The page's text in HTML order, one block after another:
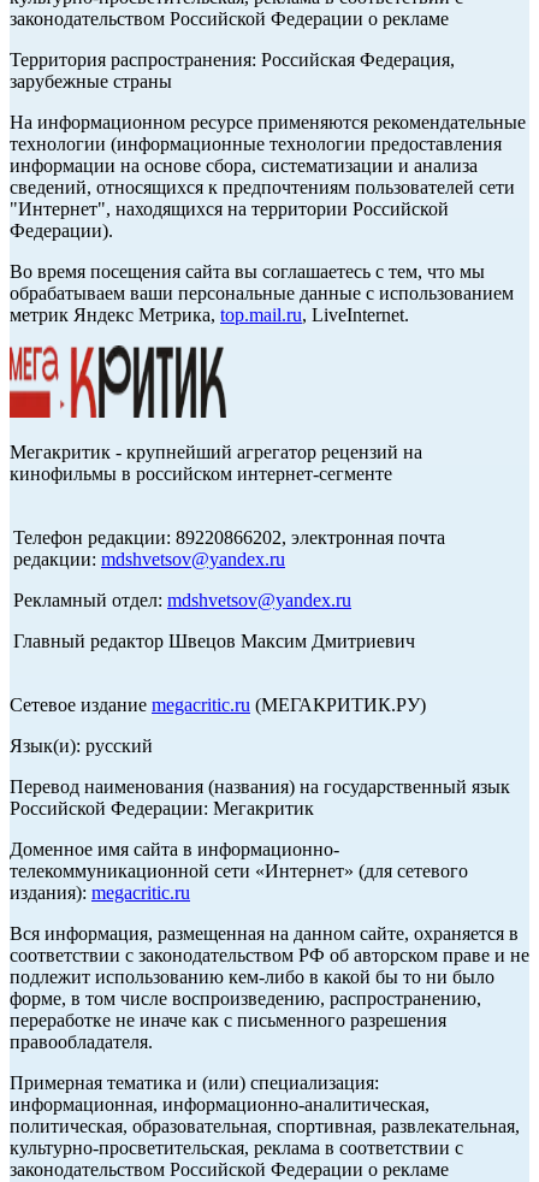
законодательством Российской Федерации о рекламе
Территория распространения: Российская Федерация,
зарубежные страны
На информационном ресурсе применяются рекомендательные
технологии (информационные технологии предоставления
информации на основе сбора, систематизации и анализа
сведений, относящихся к предпочтениям пользователей сети
"Интернет", находящихся на территории Российской
Федерации).
Во время посещения сайта вы соглашаетесь с тем, что мы
обрабатываем ваши персональные данные с использованием
метрик Яндекс Метрика, top.mail.ru, LiveInternet.
Мегакритик - крупнейший агрегатор рецензий на
кинофильмы в российском интернет-сегменте
Телефон редакции: 89220866202, электронная почта
редакции: mdshvetsov@yandex.ru
Рекламный отдел: mdshvetsov@yandex.ru
Главный редактор Швецов Максим Дмитриевич
Сетевое издание megacritic.ru (МЕГАКРИТИК.РУ)
Язык(и): русский
Перевод наименования (названия) на государственный язык
Российской Федерации: Мегакритик
Доменное имя сайта в информационно-
телекоммуникационной сети «Интернет» (для сетевого
издания): megacritic.ru
Вся информация, размещенная на данном сайте, охраняется в
соответствии с законодательством РФ об авторском праве и не
подлежит использованию кем-либо в какой бы то ни было
форме, в том числе воспроизведению, распространению,
переработке не иначе как с письменного разрешения
правообладателя.
Примерная тематика и (или) специализация:
информационная, информационно-аналитическая,
политическая, образовательная, спортивная, развлекательная,
культурно-просветительская, реклама в соответствии с
законодательством Российской Федерации о рекламе